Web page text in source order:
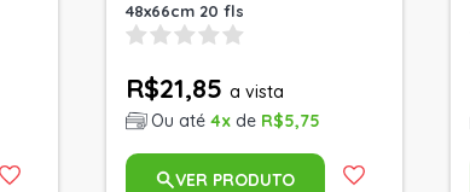
48x66cm 20 fls
R$21,85 a vista
Ou até 4x de R$5,75
VER PRODUTO